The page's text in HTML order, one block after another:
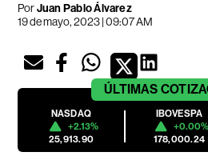
PorJuan Pablo Álvarez
19 de mayo, 2023 | 09:07 AM
ÚLTIMAS
NASDAQ
+2.13%
25,913.90
IBOVESPA
+0.00%
178,000.24